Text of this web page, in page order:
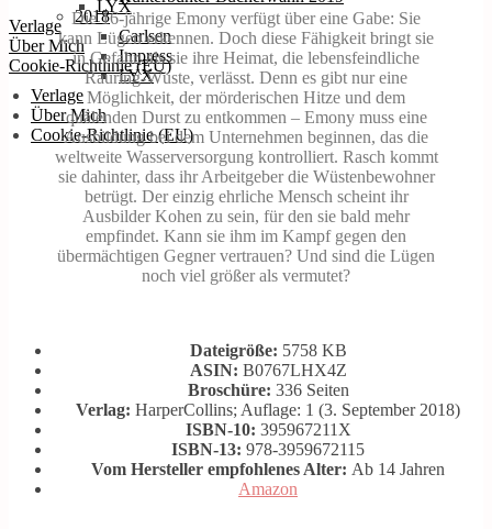
LYX
Verlage
Über Mich
Cookie-Richtlinie (EU)
2018
Carlsen
Impress
LYX
Verlage
Über Mich
Cookie-Richtlinie (EU)
Die 16-jährige Emony verfügt über eine Gabe: Sie
kann Lügen erkennen. Doch diese Fähigkeit bringt sie
in Gefahr, als sie ihre Heimat, die lebensfeindliche
Rauring-Wüste, verlässt. Denn es gibt nur eine
Möglichkeit, der mörderischen Hitze und dem
quälenden Durst zu entkommen – Emony muss eine
Ausbildung bei dem Unternehmen beginnen, das die
weltweite Wasserversorgung kontrolliert. Rasch kommt
sie dahinter, dass ihr Arbeitgeber die Wüstenbewohner
betrügt. Der einzig ehrliche Mensch scheint ihr
Ausbilder Kohen zu sein, für den sie bald mehr
empfindet. Kann sie ihm im Kampf gegen den
übermächtigen Gegner vertrauen? Und sind die Lügen
noch viel größer als vermutet?
Dateigröße: 5758 KB
ASIN: B0767LHX4Z
Broschüre: 336 Seiten
Verlag: HarperCollins; Auflage: 1 (3. September 2018)
ISBN-10: 395967211X
ISBN-13: 978-3959672115
Vom Hersteller empfohlenes Alter: Ab 14 Jahren
Amazon